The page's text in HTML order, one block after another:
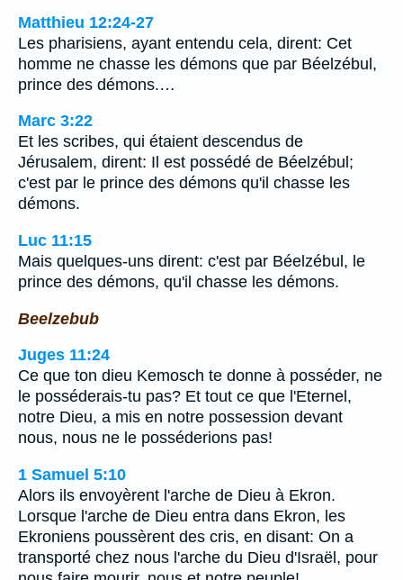
Matthieu 12:24-27
Les pharisiens, ayant entendu cela, dirent: Cet
homme ne chasse les démons que par Béelzébul,
prince des démons.…
Marc 3:22
Et les scribes, qui étaient descendus de
Jérusalem, dirent: Il est possédé de Béelzébul;
c'est par le prince des démons qu'il chasse les
démons.
Luc 11:15
Mais quelques-uns dirent: c'est par Béelzébul, le
prince des démons, qu'il chasse les démons.
Beelzebub
Juges 11:24
Ce que ton dieu Kemosch te donne à posséder, ne
le posséderais-tu pas? Et tout ce que l'Eternel,
notre Dieu, a mis en notre possession devant
nous, nous ne le posséderions pas!
1 Samuel 5:10
Alors ils envoyèrent l'arche de Dieu à Ekron.
Lorsque l'arche de Dieu entra dans Ekron, les
Ekroniens poussèrent des cris, en disant: On a
transporté chez nous l'arche du Dieu d'Israël, pour